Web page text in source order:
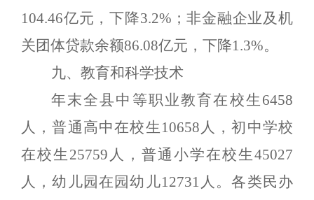
104.46亿元，下降3.2% ；非金融企业及机
关团体贷款余额86.08亿元，下降1.3%。
九、教育和科学技术
年末全县中等职业教育在校生 6458
人，普通高中在校生 10658 人，初中学校
在校生 25759 人，普通小学在校生45027
人，幼儿园在园幼儿12731 人。各类民办